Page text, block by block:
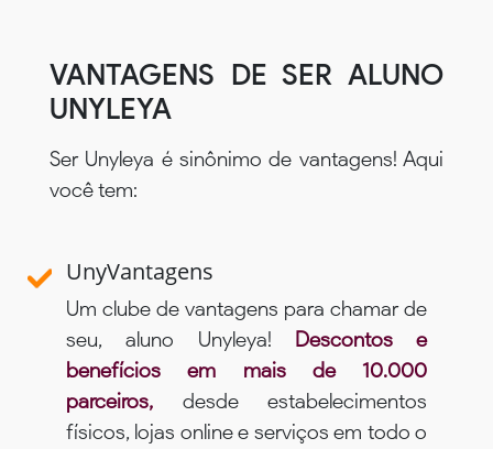
VANTAGENS DE SER ALUNO
UNYLEYA
Ser Unyleya é sinônimo de vantagens! Aqui
você tem:
UnyVantagens
Um clube de vantagens para chamar de
seu, aluno Unyleya! Descontos e
benefícios em mais de 10.000
parceiros, desde estabelecimentos
físicos, lojas online e serviços em todo o